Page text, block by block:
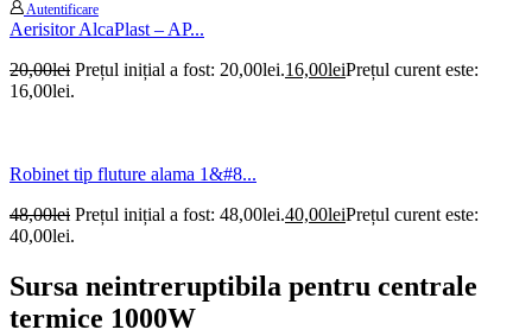
Autentificare
Aerisitor AlcaPlast – AP...
20,00lei Prețul inițial a fost: 20,00lei.16,00leiPrețul curent este:
16,00lei.
Robinet tip fluture alama 1&#8...
48,00lei Prețul inițial a fost: 48,00lei.40,00leiPrețul curent este:
40,00lei.
Sursa neintreruptibila pentru centrale
termice 1000W